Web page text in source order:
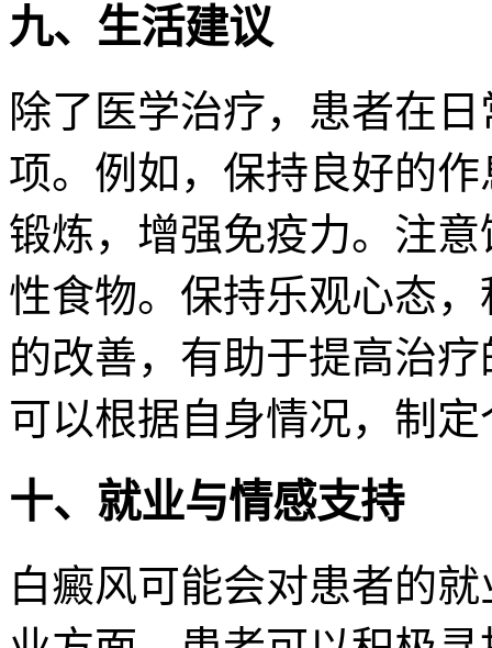
九、生活建议
除了医学治疗，患者在
项。例如，保持良好的
锻炼，增强免疫力。注
性食物。保持乐观心态
的改善，有助于提高治
可以根据自身情况，制
十、就业与情感支持
白癜风可能会对患者的